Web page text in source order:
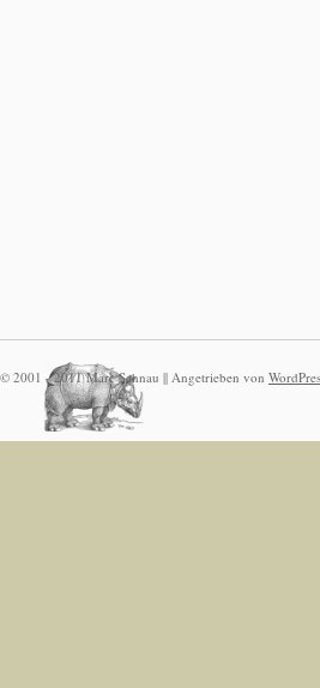
© 2001 -2011Marc Schnau || Angetrieben von